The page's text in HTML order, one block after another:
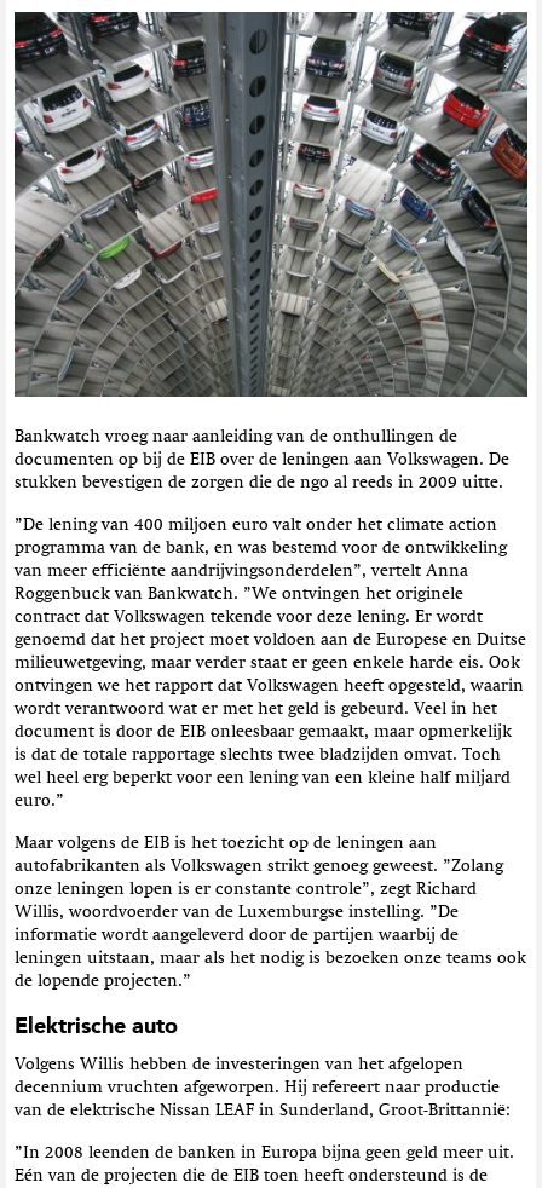
Bankwatch vroeg naar aanleiding van de onthullingen de
documenten op bij de EIB over de leningen aan Volkswagen. De
stukken bevestigen de zorgen die de ngo al reeds in 2009 uitte.
”De lening van 400 miljoen euro valt onder het climate action
programma van de bank, en was bestemd voor de ontwikkeling
van meer efficiënte aandrijvingsonderdelen”, vertelt Anna
Roggenbuck van Bankwatch. ”We ontvingen het originele
contract dat Volkswagen tekende voor deze lening. Er wordt
genoemd dat het project moet voldoen aan de Europese en Duitse
milieuwetgeving, maar verder staat er geen enkele harde eis. Ook
ontvingen we het rapport dat Volkswagen heeft opgesteld, waarin
wordt verantwoord wat er met het geld is gebeurd. Veel in het
document is door de EIB onleesbaar gemaakt, maar opmerkelijk
is dat de totale rapportage slechts twee bladzijden omvat. Toch
wel heel erg beperkt voor een lening van een kleine half miljard
euro.”
Maar volgens de EIB is het toezicht op de leningen aan
autofabrikanten als Volkswagen strikt genoeg geweest. ”Zolang
onze leningen lopen is er constante controle”, zegt Richard
Willis, woordvoerder van de Luxemburgse instelling. ”De
informatie wordt aangeleverd door de partijen waarbij de
leningen uitstaan, maar als het nodig is bezoeken onze teams ook
de lopende projecten.”
Elektrische auto
Volgens Willis hebben de investeringen van het afgelopen
decennium vruchten afgeworpen. Hij refereert naar productie
van de elektrische Nissan LEAF in Sunderland, Groot-Brittannië:
”In 2008 leenden de banken in Europa bijna geen geld meer uit.
Eén van de projecten die de EIB toen heeft ondersteund is de